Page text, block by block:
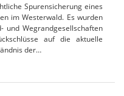
Spurensicherung eines
im Westerwald. Es wurden
und Wegrandgesellschaften
auf die aktuelle
der…